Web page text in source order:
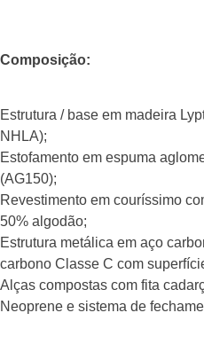
Composição:
Estrutura / base em madeira
NHLA);
Estofamento em espuma
(AG150);
Revestimento em couríssimo
50% algodão;
Estrutura metálica em aço
carbono Classe C com
Alças compostas com fita
Neoprene e sistema de